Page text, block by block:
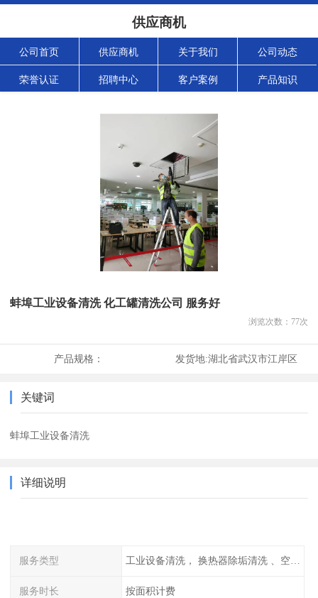
供应商机
公司首页 供应商机 关于我们 公司动态
荣誉认证 招聘中心 客户案例 产品知识
蚌埠工业设备清洗 化工罐清洗公司 服务好
浏览次数： 77次
产品规格： 发货地:湖北省武汉市江岸区
关键词
蚌埠工业设备清洗
详细说明
服务类型 工业设备清洗， 换热器除垢清洗 、空调清洗等
服务时长 按面积计费